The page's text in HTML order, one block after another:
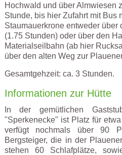
Hochwald und über Almwiesen
Stunde, bis hier Zufahrt mit Bus
Staumauerkrone entweder über
(1.75 Stunden) oder über den
Materialseilbahn (ab hier
über den alten Weg zur
Gesamtgehzeit: ca. 3 Stunden.
Informationen zur Hütte
In der gemütlichen
"Sperkenecke" ist Platz für
verfügt nochmals über 90
Bergsteiger, die in der
stehen 60 Schlafplätze,